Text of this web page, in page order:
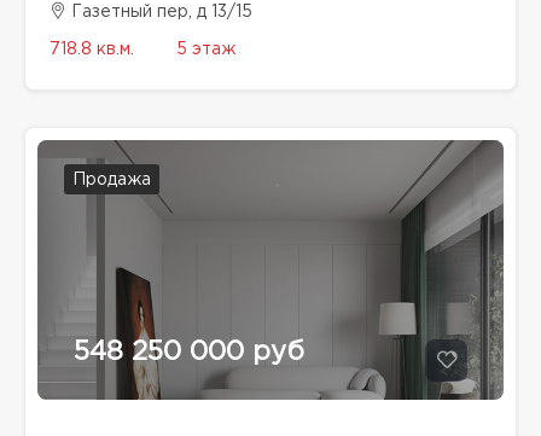
Газетный пер, д 13/15
718.8 кв.м. 5 этаж
Продажа
548 250 000 руб